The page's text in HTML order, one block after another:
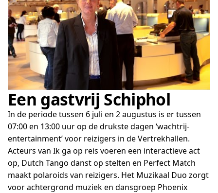
Een gastvrij Schiphol
In de periode tussen 6 juli en 2 augustus is er tussen
07:00 en 13:00 uur op de drukste dagen ‘wachtrij-
entertainment’ voor reizigers in de Vertrekhallen.
Acteurs van Ik ga op reis voeren een interactieve act
op, Dutch Tango danst op stelten en Perfect Match
maakt polaroids van reizigers. Het Muzikaal Duo zorgt
voor achtergrond muziek en dansgroep Phoenix